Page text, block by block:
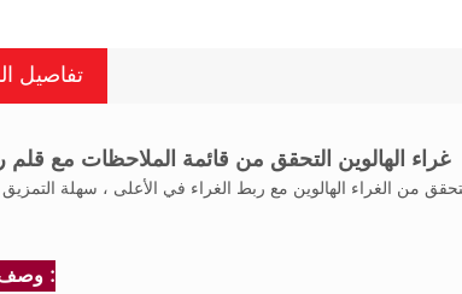
تفاصيل
غراء الهالوين التحقق من قائمة الملاحظات مع
وصف المنتج :